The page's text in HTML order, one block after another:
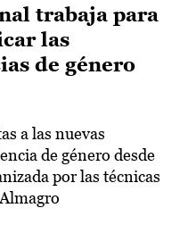
trabaja para
las
de género
a las nuevas
de género desde
por las técnicas